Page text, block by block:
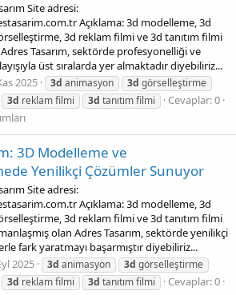
Site adresi:
Açıklama: 3d modelleme, 3d
3d reklam filmi ve 3d tanıtım filmi
Tasarım, sektörde profesyonelliği ve
üst sıralarda yer almaktadır diyebiliriz...
2025 3d animasyon 3d görselleştirme
3d reklam filmi 3d tanıtım filmi
Cevaplar: 0
3D Modelleme ve
Yenilikçi Çözümler Sunuyor
Site adresi:
Açıklama: 3d modelleme, 3d
3d reklam filmi ve 3d tanıtım filmi
olan Adres Tasarım, sektörde yenilikçi
fark yaratmayı başarmıştır diyebiliriz...
2025 3d animasyon 3d görselleştirme
3d reklam filmi 3d tanıtım filmi
Cevaplar: 0